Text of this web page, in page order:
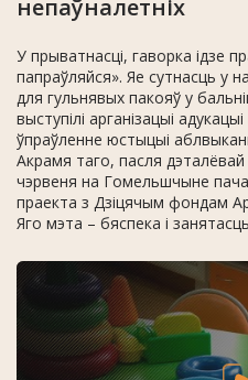
непаўналетніх
У прыватнасці, гаворка ідзе
папраўляйся». Яе сутнасць у
для гульнявых пакояў у
выступілі арганізацыі
ўпраўленне юстыцыі
Акрамя таго, пасля дэталёвай
чэрвеня на Гомельшчыне
праекта з Дзіцячым фондам
Яго мэта – бяспека і